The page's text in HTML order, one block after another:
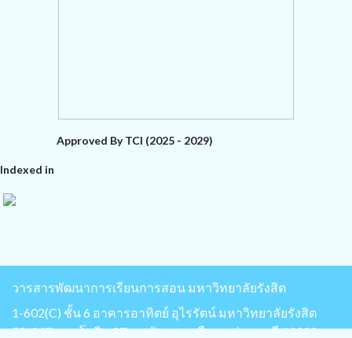
Approved By TCI (2025 - 2029)
Indexed in
วารสารพัฒนาการเรียนการสอน มหาวิทยาลัยรังสิต
1-602(C) ชั้น 6 อาคารอาทิตย์ อุไรรัตน์ มหาวิทยาลัยรังสิต
52/347 พหลโยธิน 87 ต.หลักหก อ.เมือง จ.ปทุมธานี 12000